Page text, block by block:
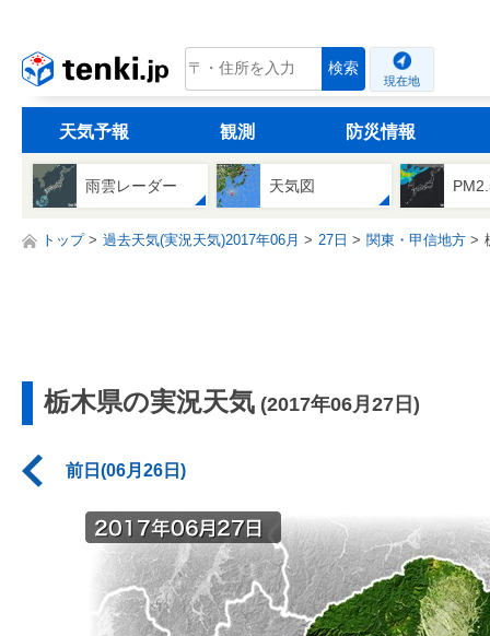
tenki.jp 検索
現在地
天気予報 観測 防災情報
雨雲レーダー 天気図
トップ 過去天気(実況天気)2017年06月 27日 関東・甲信地方
栃木県の実況天気 (2017年06月27日)
前日(06月26日)